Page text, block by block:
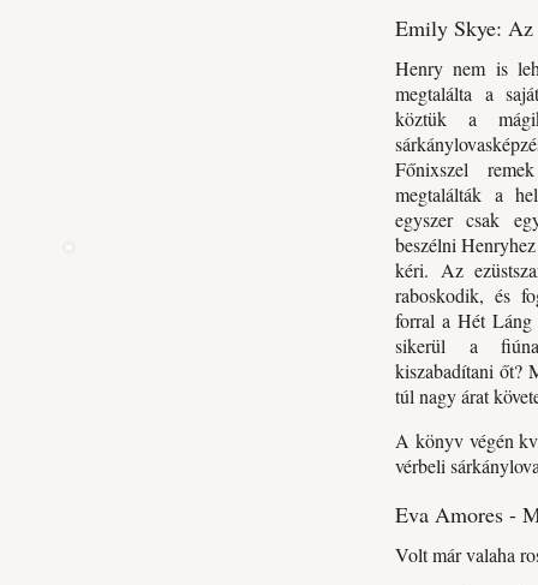
Emily Skye: Az
Henry nem is
megtalálta a
köztük a
Főnixszel
megtalálták a
egyszer csak
beszélni
kéri. Az
raboskodik, és
forral a Hét Láng
sikerül a
kiszabadítani őt?
túl nagy árat
A könyv végén
vérbeli
Eva Amores -
Volt már valaha